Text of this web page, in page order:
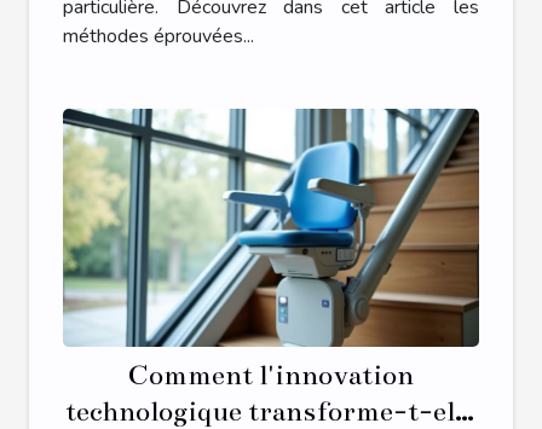
particulière. Découvrez dans cet article les
méthodes éprouvées...
Comment l'innovation
technologique transforme-t-elle